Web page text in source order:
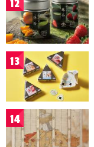
12
13
14